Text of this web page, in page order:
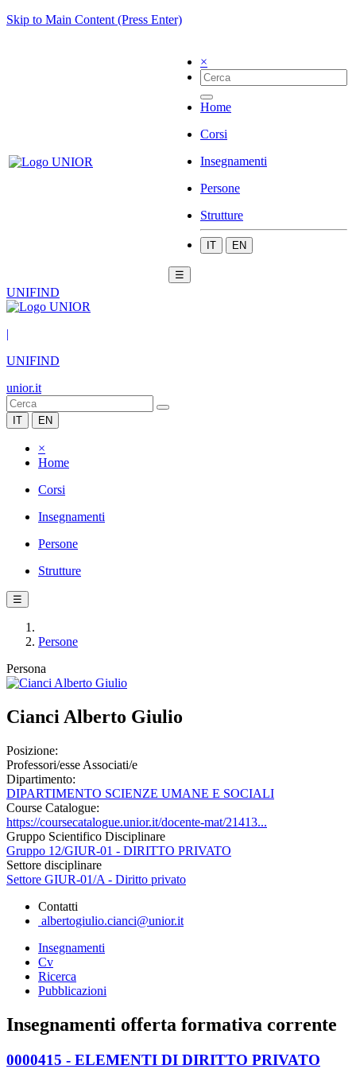
Skip to Main Content (Press Enter)
×
Home
Corsi
Insegnamenti
Persone
Strutture
IT EN
☰
UNIFIND
|
UNIFIND
unior.it
IT EN
×
Home
Corsi
Insegnamenti
Persone
Strutture
☰
Persone
Persona
Cianci Alberto Giulio
Posizione:
Professori/esse Associati/e
Dipartimento:
DIPARTIMENTO SCIENZE UMANE E SOCIALI
Course Catalogue:
https://coursecatalogue.unior.it/docente-mat/21413...
Gruppo Scientifico Disciplinare
Gruppo 12/GIUR-01 - DIRITTO PRIVATO
Settore disciplinare
Settore GIUR-01/A - Diritto privato
Contatti
albertogiulio.cianci@unior.it
Insegnamenti
Cv
Ricerca
Pubblicazioni
Insegnamenti offerta formativa corrente
0000415 - ELEMENTI DI DIRITTO PRIVATO